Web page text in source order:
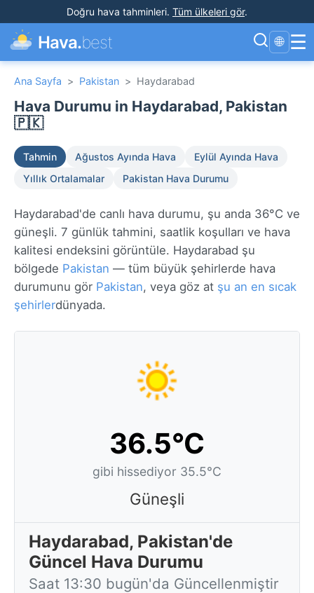
Doğru hava tahminleri. Tüm ülkeleri gör.
Hava.best 🌐 ☰
Ana Sayfa > Pakistan > Haydarabad
Hava Durumu in Haydarabad, Pakistan
🇵🇰
Tahmin Ağustos Ayında Hava
Eylül Ayında Hava
Yıllık Ortalamalar
Pakistan Hava Durumu
Haydarabad'de canlı hava durumu, şu anda 36°C ve
güneşli. 7 günlük tahmini, saatlik koşulları ve hava
kalitesi endeksini görüntüle. Haydarabad şu
bölgede Pakistan — tüm büyük şehirlerde hava
durumunu gör Pakistan, veya göz at şu an en sıcak
şehirlerdünyada.
36.5°C
gibi hissediyor 35.5°C
Güneşli
Haydarabad, Pakistan'de
Güncel Hava Durumu
Saat 13:30 bugün'da Güncellenmiştir